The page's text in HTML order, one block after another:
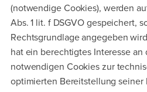
(notwendige Cookies), werden
Abs. 1 lit. f DSGVO gespeichert,
Rechtsgrundlage angegeben
hat ein berechtigtes Interesse an
notwendigen Cookies zur
optimierten Bereitstellung seiner